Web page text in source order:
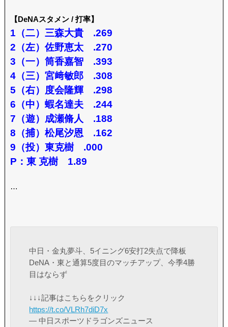
【DeNAスタメン / 打率】
1（二）三森大貴 .269
2（左）佐野恵太 .270
3（一）筒香嘉智 .393
4（三）宮﨑敏郎 .308
5（右）度会隆輝 .298
6（中）蝦名達夫 .244
7（遊）成瀬脩人 .188
8（捕）松尾汐恩 .162
9（投）東克樹 .000
P：東 克樹 1.89
…
中日・金丸夢斗、5イニング6安打2失点で降板
DeNA・東と通算5度目のマッチアップ、今季4勝
目はならず
↓↓↓記事はこちらをクリック
https://t.co/VLRh7diD7x
— 中日スポーツドラゴンズニュース